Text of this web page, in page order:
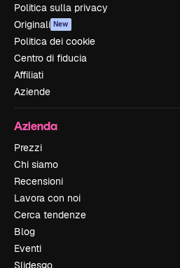
Politica sulla privacy
Originali New
Politica dei cookie
Centro di fiducia
Affiliati
Aziende
Azienda
Prezzi
Chi siamo
Recensioni
Lavora con noi
Cerca tendenze
Blog
Eventi
Slidesgo